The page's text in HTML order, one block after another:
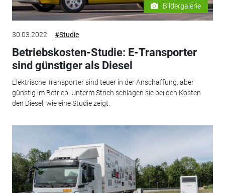
Bildergalerie
30.03.2022 #Studie
Betriebskosten-Studie: E-Transporter
sind günstiger als Diesel
Elektrische Transporter sind teuer in der Anschaffung, aber
günstig im Betrieb. Unterm Strich schlagen sie bei den Kosten
den Diesel, wie eine Studie zeigt.